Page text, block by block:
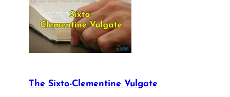
The Sixto-Clementine Vulgate